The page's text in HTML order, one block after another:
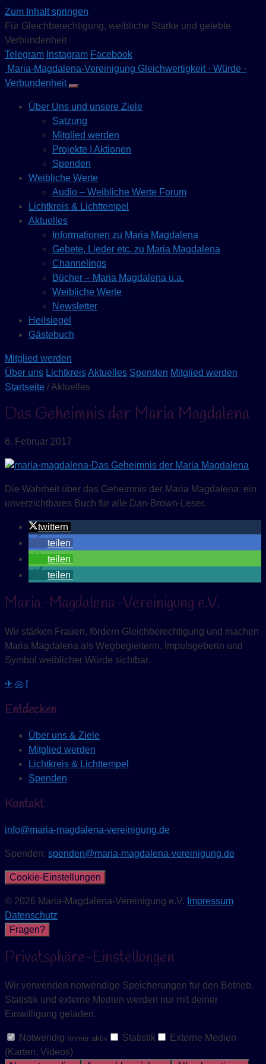
Zum Inhalt springen
Für Gleichberechtigung, weibliche Stärke und gelebte
Verbundenheit
Telegram Instagram Facebook
Maria-Magdalena-Vereinigung Gleichwertigkeit · Würde ·
Verbundenheit
Über Uns und unsere Ziele
Satzung
Mitglied werden
Projekte | Aktionen
Spenden
Weibliche Werte
Audio – Weibliche Werte Forum
Lichtkreis & Lichttempel
Aktuelles
Informationen zu Maria Magdalena
Gebete, Lieder etc. zu Maria Magdalena
Channelings
Bücher – Maria Magdalena u.a.
Weibliche Werte
Newsletter
Heilsiegel
Gästebuch
Mitglied werden
Über uns LichtkreisAktuelles Spenden Mitglied werden
Startseite / Aktuelles
Das Geheimnis der Maria Magdalena
6. Februar 2017
Die Wahrheit über das Geheimnis der Maria Magdalena: ein
unverzichtbares Buch für alle Dan-Brown-Leser.
twittern
teilen
teilen
teilen
Maria-Magdalena-Vereinigung e.V.
Wir stärken Frauen, fördern Gleichberechtigung und machen
Maria Magdalena als Wegbegleiterin, Impulsgeberin und
Symbol weiblicher Würde sichtbar.
✈ ◎ f
Entdecken
Über uns & Ziele
Mitglied werden
Lichtkreis & Lichttempel
Spenden
Kontakt
info@maria-magdalena-vereinigung.de
Spenden: spenden@maria-magdalena-vereinigung.de
Cookie-Einstellungen
© 2026 Maria-Magdalena-Vereinigung e.V. Impressum
Datenschutz
Fragen?
Privatsphäre-Einstellungen
Wir verwenden notwendige Speicherungen für den Betrieb.
Statistik und externe Medien werden nur mit deiner
Einwilligung geladen.
Notwendig Immer aktiv Statistik
Externe Medien
(Karten, Videos)